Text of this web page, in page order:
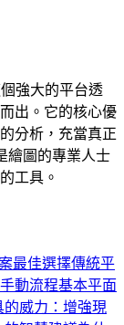
強大的平台透
出。它的核心優
分析，充當真正
繪圖的專業人士
工具。
最佳選擇傳統平
動流程基本平面
威力：增強現